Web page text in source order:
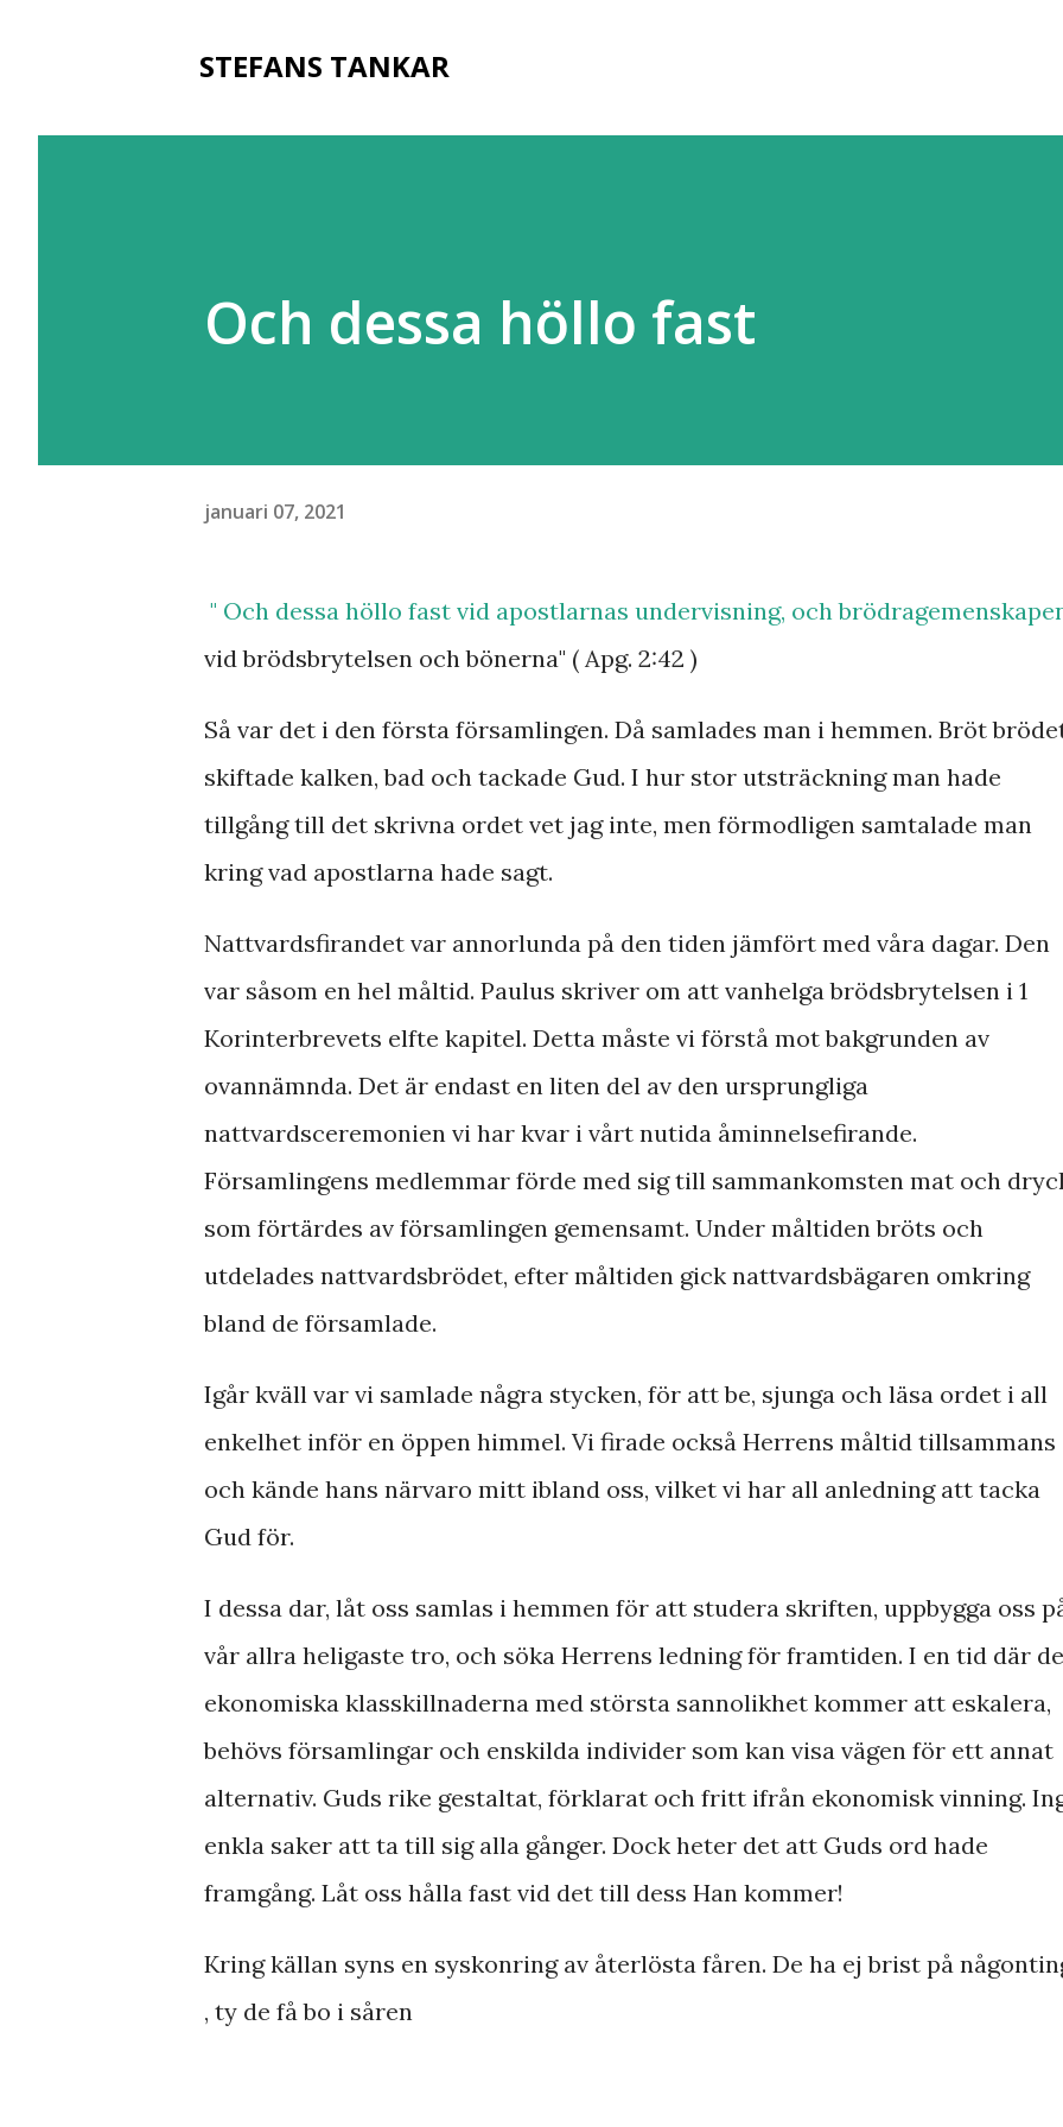
STEFANS TANKAR
Och dessa höllo fast
januari 07, 2021
" Och dessa höllo fast vid apostlarnas undervisning, och
vid brödsbrytelsen och bönerna" ( Apg. 2:42 )
Så var det i den första församlingen. Då samlades man i hemmen. Bröt
skiftade kalken, bad och tackade Gud. I hur stor utsträckning man hade
tillgång till det skrivna ordet vet jag inte, men förmodligen samtalade man
kring vad apostlarna hade sagt.
Nattvardsfirandet var annorlunda på den tiden jämfört med våra dagar. Den
var såsom en hel måltid. Paulus skriver om att vanhelga brödsbrytelsen i 1
Korinterbrevets elfte kapitel. Detta måste vi förstå mot bakgrunden av
ovannämnda. Det är endast en liten del av den ursprungliga
nattvardsceremonien vi har kvar i vårt nutida åminnelsefirande.
Församlingens medlemmar förde med sig till sammankomsten mat och
som förtärdes av församlingen gemensamt. Under måltiden bröts och
utdelades nattvardsbrödet, efter måltiden gick nattvardsbägaren omkring
bland de församlade.
Igår kväll var vi samlade några stycken, för att be, sjunga och läsa ordet i all
enkelhet inför en öppen himmel. Vi firade också Herrens måltid tillsammans
och kände hans närvaro mitt ibland oss, vilket vi har all anledning att tacka
Gud för.
I dessa dar, låt oss samlas i hemmen för att studera skriften, uppbygga oss
vår allra heligaste tro, och söka Herrens ledning för framtiden. I en tid där de
ekonomiska klasskillnaderna med största sannolikhet kommer att eskalera,
behövs församlingar och enskilda individer som kan visa vägen för ett annat
alternativ. Guds rike gestaltat, förklarat och fritt ifrån ekonomisk vinning.
enkla saker att ta till sig alla gånger. Dock heter det att Guds ord hade
framgång. Låt oss hålla fast vid det till dess Han kommer!
Kring källan syns en syskonring av återlösta fåren. De ha ej brist på
, ty de få bo i såren